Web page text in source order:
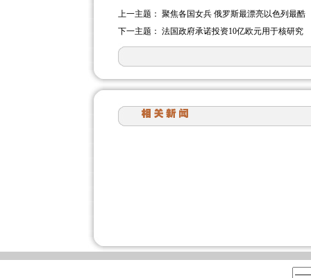
上一主题： 聚焦各国女兵 俄罗斯最漂亮以色列最酷
下一主题： 法国政府承诺投资10亿欧元用于核研究